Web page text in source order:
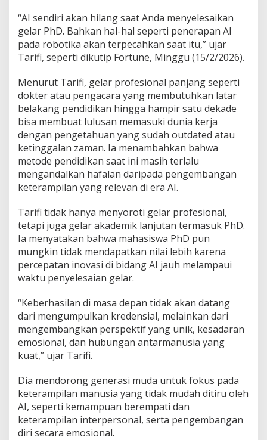
H
u
u
m
a
n
e
d
o
k
t
e
r
a
B
a
k
a
l
T
a
a
k
u
!
“AI sendiri akan hilang saat Anda menyelesaikan
gelar PhD. Bahkan hal-hal seperti penerapan AI
pada robotika akan terpecahkan saat itu,” ujar
Tarifi, seperti dikutip Fortune, Minggu (15/2/2026).
Menurut Tarifi, gelar profesional panjang seperti
dokter atau pengacara yang membutuhkan latar
belakang pendidikan hingga hampir satu dekade
bisa membuat lulusan memasuki dunia kerja
dengan pengetahuan yang sudah outdated atau
ketinggalan zaman. Ia menambahkan bahwa
metode pendidikan saat ini masih terlalu
mengandalkan hafalan daripada pengembangan
keterampilan yang relevan di era AI.
Tarifi tidak hanya menyoroti gelar profesional,
tetapi juga gelar akademik lanjutan termasuk PhD.
Ia menyatakan bahwa mahasiswa PhD pun
mungkin tidak mendapatkan nilai lebih karena
percepatan inovasi di bidang AI jauh melampaui
waktu penyelesaian gelar.
“Keberhasilan di masa depan tidak akan datang
dari mengumpulkan kredensial, melainkan dari
mengembangkan perspektif yang unik, kesadaran
emosional, dan hubungan antarmanusia yang
kuat,” ujar Tarifi.
Dia mendorong generasi muda untuk fokus pada
keterampilan manusia yang tidak mudah ditiru oleh
AI, seperti kemampuan berempati dan
keterampilan interpersonal, serta pengembangan
diri secara emosional.